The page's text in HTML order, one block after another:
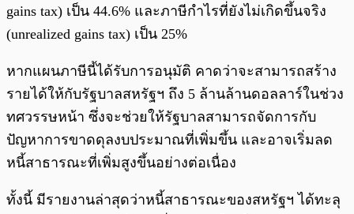
gains tax) เป็น 44.6% และภาษีกำไรที่ยังไม่เกิดขึ้นจริง
(unrealized gains tax) เป็น 25%
หากแผนภาษีนี้ได้รับการอนุมัติ คาดว่าจะสามารถสร้าง
รายได้ให้กับรัฐบาลสหรัฐฯ ถึง 5 ล้านล้านดอลลาร์ในช่วง
ทศวรรษหน้า ซึ่งจะช่วยให้รัฐบาลสามารถจัดการกับ
ปัญหาการขาดดุลงบประมาณที่เพิ่มขึ้น และอาจเริ่มลด
หนี้สาธารณะที่เพิ่มสูงขึ้นอย่างต่อเนื่อง
ทั้งนี้ มีรายงานล่าสุดว่าหนี้สาธารณะของสหรัฐฯ ได้ทะลุ